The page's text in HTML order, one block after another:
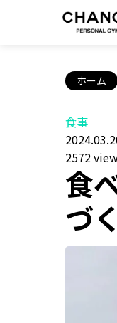
ホーム
食事
2572
食
づ